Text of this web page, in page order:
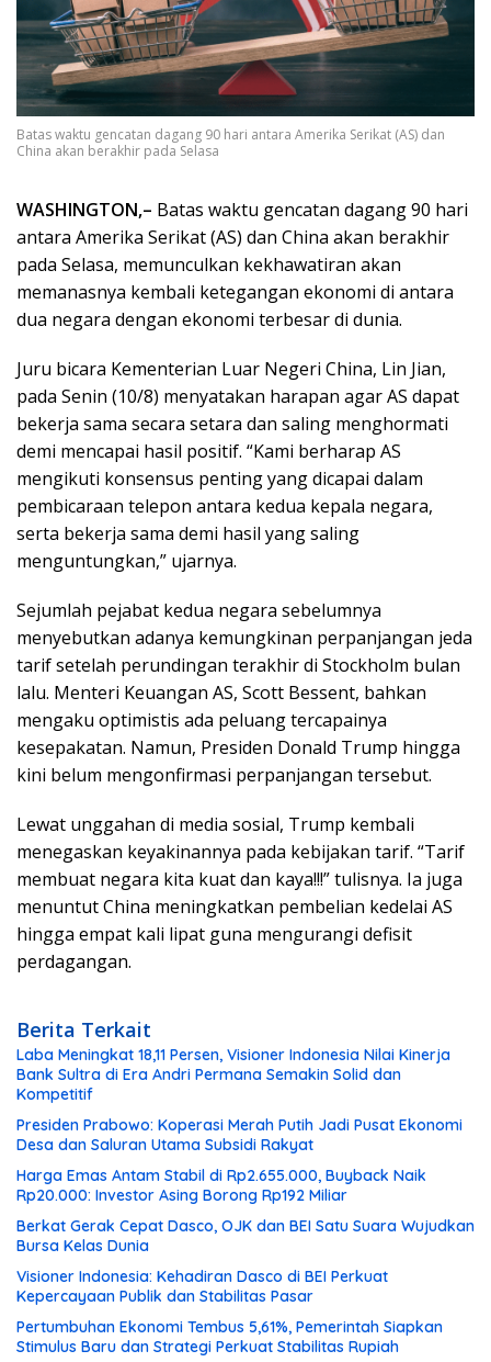
Batas waktu gencatan dagang 90 hari antara Amerika Serikat (AS) dan
China akan berakhir pada Selasa
WASHINGTON,– Batas waktu gencatan dagang 90 hari
antara Amerika Serikat (AS) dan China akan berakhir
pada Selasa, memunculkan kekhawatiran akan
memanasnya kembali ketegangan ekonomi di antara
dua negara dengan ekonomi terbesar di dunia.
Juru bicara Kementerian Luar Negeri China, Lin Jian,
pada Senin (10/8) menyatakan harapan agar AS dapat
bekerja sama secara setara dan saling menghormati
demi mencapai hasil positif. “Kami berharap AS
mengikuti konsensus penting yang dicapai dalam
pembicaraan telepon antara kedua kepala negara,
serta bekerja sama demi hasil yang saling
menguntungkan,” ujarnya.
Sejumlah pejabat kedua negara sebelumnya
menyebutkan adanya kemungkinan perpanjangan jeda
tarif setelah perundingan terakhir di Stockholm bulan
lalu. Menteri Keuangan AS, Scott Bessent, bahkan
mengaku optimistis ada peluang tercapainya
kesepakatan. Namun, Presiden Donald Trump hingga
kini belum mengonfirmasi perpanjangan tersebut.
Lewat unggahan di media sosial, Trump kembali
menegaskan keyakinannya pada kebijakan tarif. “Tarif
membuat negara kita kuat dan kaya!!!” tulisnya. Ia juga
menuntut China meningkatkan pembelian kedelai AS
hingga empat kali lipat guna mengurangi defisit
perdagangan.
Berita Terkait
Laba Meningkat 18,11 Persen, Visioner Indonesia Nilai Kinerja
Bank Sultra di Era Andri Permana Semakin Solid dan
Kompetitif
Presiden Prabowo: Koperasi Merah Putih Jadi Pusat Ekonomi
Desa dan Saluran Utama Subsidi Rakyat
Harga Emas Antam Stabil di Rp2.655.000, Buyback Naik
Rp20.000: Investor Asing Borong Rp192 Miliar
Berkat Gerak Cepat Dasco, OJK dan BEI Satu Suara Wujudkan
Bursa Kelas Dunia
Visioner Indonesia: Kehadiran Dasco di BEI Perkuat
Kepercayaan Publik dan Stabilitas Pasar
Pertumbuhan Ekonomi Tembus 5,61%, Pemerintah Siapkan
Stimulus Baru dan Strategi Perkuat Stabilitas Rupiah